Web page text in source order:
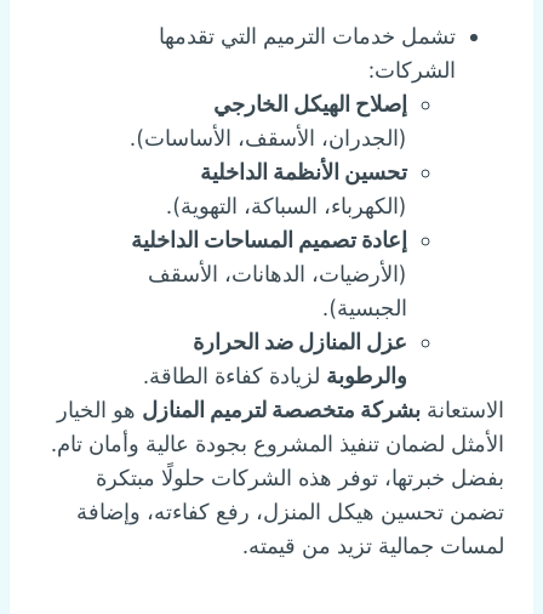
تشمل خدمات الترميم التي تقدمها
الشركات:
إصلاح الهيكل الخارجي
(الجدران، الأسقف، الأساسات).
تحسين الأنظمة الداخلية
(الكهرباء، السباكة، التهوية).
إعادة تصميم المساحات الداخلية
(الأرضيات، الدهانات، الأسقف
الجبسية).
عزل المنازل ضد الحرارة
والرطوبة لزيادة كفاءة الطاقة.
الاستعانة بشركة متخصصة لترميم المنازل هو الخيار
الأمثل لضمان تنفيذ المشروع بجودة عالية وأمان تام.
بفضل خبرتها، توفر هذه الشركات حلولًا مبتكرة
تضمن تحسين هيكل المنزل، رفع كفاءته، وإضافة
لمسات جمالية تزيد من قيمته.